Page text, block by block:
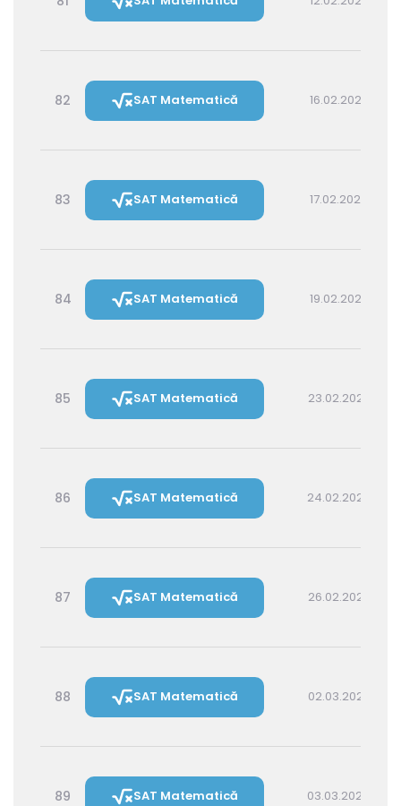
82 SAT Matematică 16.02.2027 16:00
83 SAT Matematică 17.02.2027 14:30
84 SAT Matematică 19.02.2027 16:00
85 SAT Matematică 23.02.2027 16:00
86 SAT Matematică 24.02.2027 14:30
87 SAT Matematică 26.02.2027 16:00
88 SAT Matematică 02.03.2027 16:00
89 SAT Matematică 03.03.2027 14:30